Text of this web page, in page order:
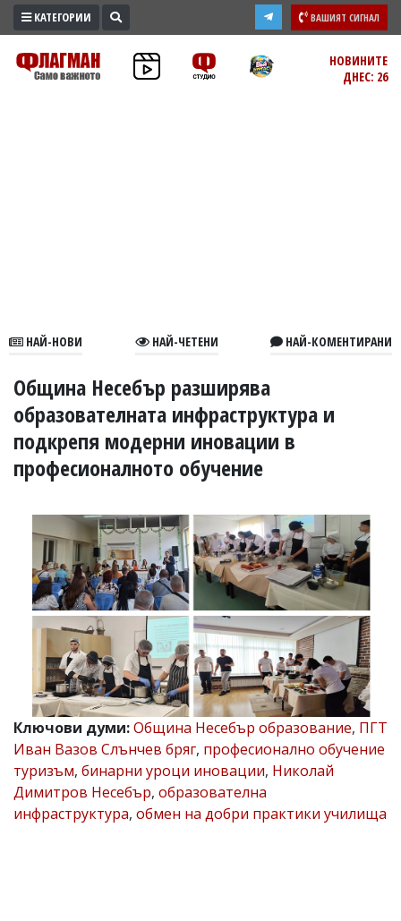
ПРОМО
ЗОНА
В
УКРАЙНА
СПОРТ
РАЗСЛЕДВАНЕ
БИЗНЕС
Управители:
Веселин
Василев,
email:
v.vasilev@flagman.bg
Касабова,
еmail: k.kassabova@flagman.bg
Главен
редактор:
Иван
Колев,
email:
office@flagman.bg
Коментарите
КАТЕГОРИИ ВАШИЯТ СИГНАЛ
НОВИНИТЕ
ДНЕС: 26
НАЙ-НОВИ НАЙ-ЧЕТЕНИ НАЙ-КОМЕНТИРАНИ
Община Несебър разширява
образователната инфраструктура и
подкрепя модерни иновации в
професионалното обучение
Ключови думи:Община Несебър образование, ПГТ
Иван Вазов Слънчев бряг, професионално обучение
туризъм, бинарни уроци иновации, Николай
Димитров Несебър, образователна
инфраструктура, обмен на добри практики училища